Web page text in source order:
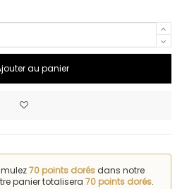
au panier
70 points dorésdans notre
panier totalisera 70 points dorés.